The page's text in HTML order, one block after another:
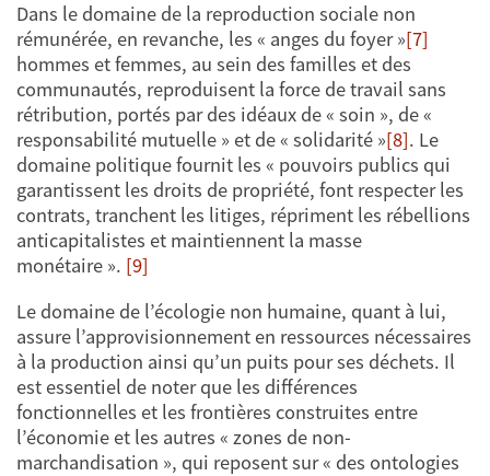
Dans le domaine de la reproduction sociale non
rémunérée, en revanche, les « anges du foyer »[7]
hommes et femmes, au sein des familles et des
communautés, reproduisent la force de travail sans
rétribution, portés par des idéaux de « soin », de «
responsabilité mutuelle » et de « solidarité »[8]. Le
domaine politique fournit les « pouvoirs publics qui
garantissent les droits de propriété, font respecter les
contrats, tranchent les litiges, répriment les rébellions
anticapitalistes et maintiennent la masse
monétaire ». [9]
Le domaine de l’écologie non humaine, quant à lui,
assure l’approvisionnement en ressources nécessaires
à la production ainsi qu’un puits pour ses déchets. Il
est essentiel de noter que les différences
fonctionnelles et les frontières construites entre
l’économie et les autres « zones de non-
marchandisation », qui reposent sur « des ontologies